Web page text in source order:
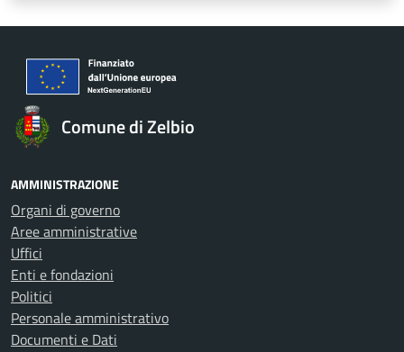
Comune di Zelbio
AMMINISTRAZIONE
Organi di governo
Aree amministrative
Uffici
Enti e fondazioni
Politici
Personale amministrativo
Documenti e Dati